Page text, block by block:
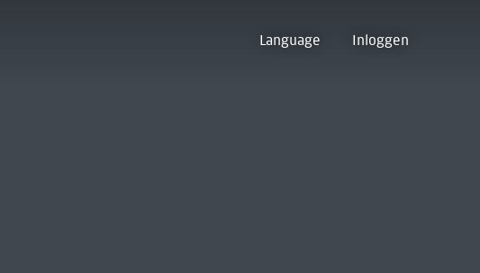
Language Inloggen